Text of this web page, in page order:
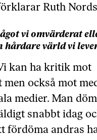
Ruth
vi omvärderat
hårdare värld vi
kan ha kritik mot
men också mot
medier. Man
snabbt idag
fördöma andras